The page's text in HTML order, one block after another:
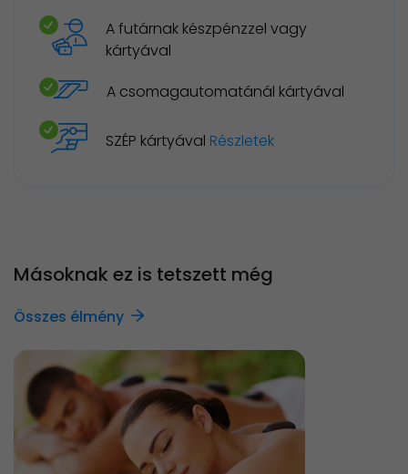
A futárnak készpénzzel vagy
kártyával
A csomagautomatánál kártyával
SZÉP kártyával Részletek
Másoknak ez is tetszett még
Összes élmény